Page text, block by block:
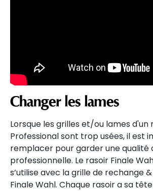
Changer les lames
Lorsque les grilles et/ou lames d'un
Professional sont trop usées, il est
remplacer pour garder une qualité
professionnelle. Le rasoir Finale
s’utilise avec la grille de rechange
Finale Wahl. Chaque rasoir a sa